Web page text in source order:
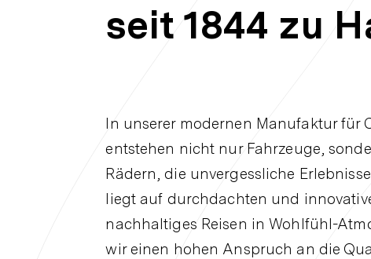
seit 1844 zu
In unserer modernen Manufaktur für
entstehen nicht nur Fahrzeuge,
Rädern, die unvergessliche
liegt auf durchdachten und
nachhaltiges Reisen in Wohlfühl-
wir einen hohen Anspruch an die